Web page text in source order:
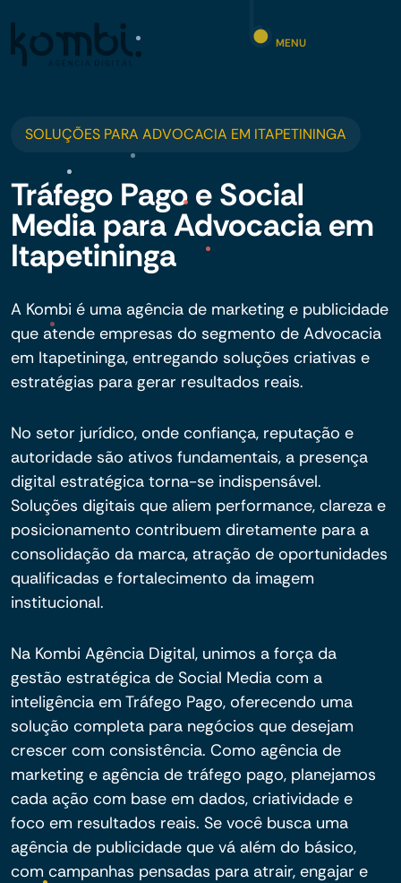
MENU
SOLUÇÕES PARA ADVOCACIA EM ITAPETININGA
Tráfego Pago e Social
Media para Advocacia em
Itapetininga
A Kombi é uma agência de marketing e publicidade
que atende empresas do segmento de Advocacia
em Itapetininga, entregando soluções criativas e
estratégias para gerar resultados reais.
No setor jurídico, onde confiança, reputação e
autoridade são ativos fundamentais, a presença
digital estratégica torna-se indispensável.
Soluções digitais que aliem performance, clareza e
posicionamento contribuem diretamente para a
consolidação da marca, atração de oportunidades
qualificadas e fortalecimento da imagem
institucional.
Na Kombi Agência Digital, unimos a força da
gestão estratégica de Social Media com a
inteligência em Tráfego Pago, oferecendo uma
solução completa para negócios que desejam
crescer com consistência. Como agência de
marketing e agência de tráfego pago, planejamos
cada ação com base em dados, criatividade e
foco em resultados reais. Se você busca uma
agência de publicidade que vá além do básico,
com campanhas pensadas para atrair, engajar e